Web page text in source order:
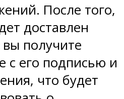
После того,
доставлен
вы получите
с его подписью и
что будет